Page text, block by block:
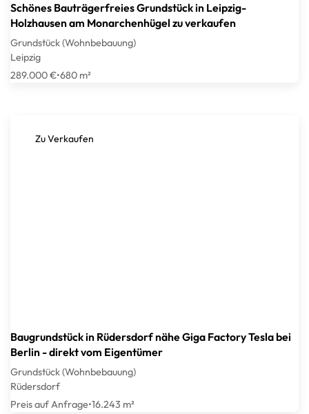
Schönes Bauträgerfreies Grundstück in Leipzig-
Holzhausen am Monarchenhügel zu verkaufen
Grundstück (Wohnbebauung)
Leipzig
289.000 €•680 m²
Zu Verkaufen
Baugrundstück in Rüdersdorf nähe Giga Factory Tesla bei
Berlin - direkt vom Eigentümer
Grundstück (Wohnbebauung)
Rüdersdorf
Preis auf Anfrage•16.243 m²